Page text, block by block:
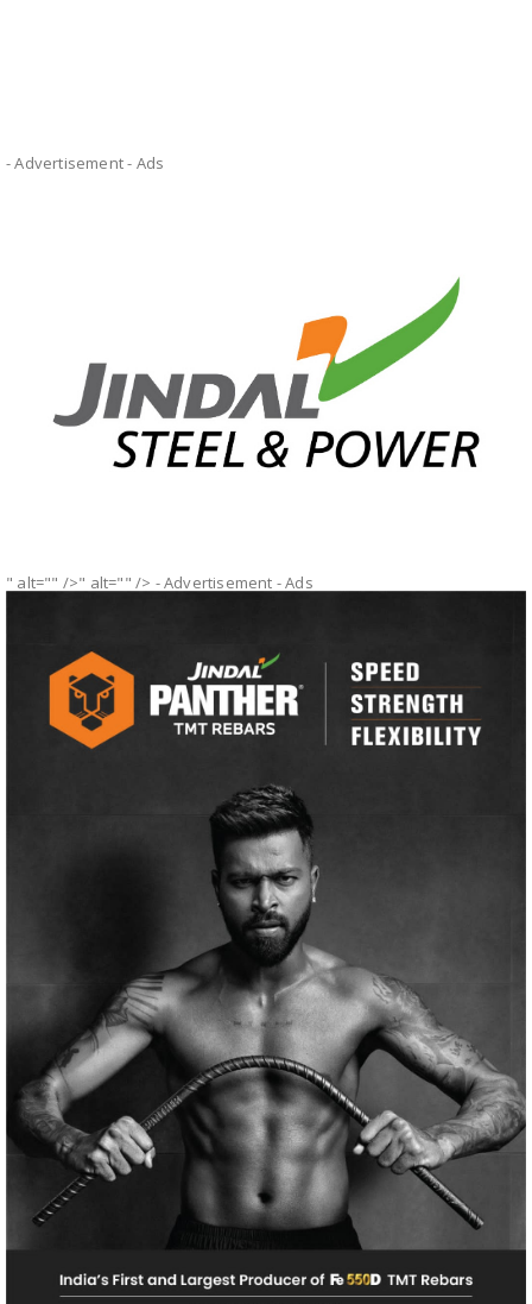
- Advertisement - Ads
" alt="" />" alt="" /> - Advertisement -Ads